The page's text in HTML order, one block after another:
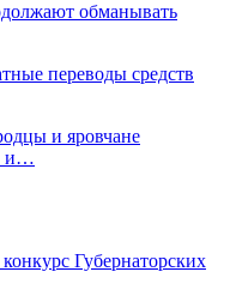
обманывать
переводы средств
и яровчане
и…
Губернаторских